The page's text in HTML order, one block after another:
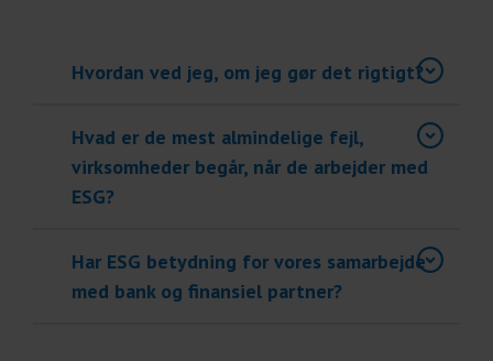
Hvordan ved jeg, om jeg gør det rigtigt?
Hvad er de mest almindelige fejl,
virksomheder begår, når de arbejder med
ESG?
Har ESG betydning for vores samarbejde
med bank og finansiel partner?